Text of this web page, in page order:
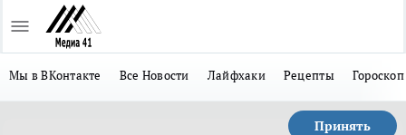
Мы в ВКонтакте Все Новости Лайфхаки Рецепты Гороскоп
Принять